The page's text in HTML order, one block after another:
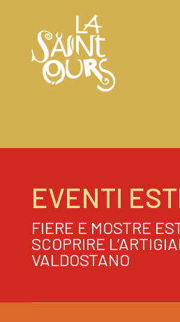
EVENTI
FIERE E MOSTRE
SCOPRIRE
VALDOSTANO